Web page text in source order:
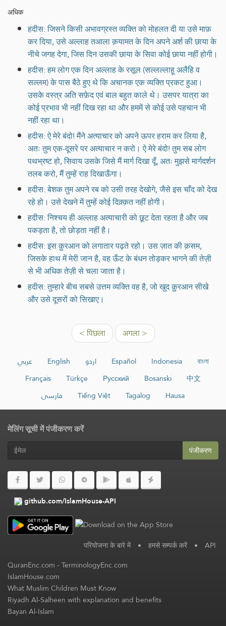
अधिक
हदीस: जिसने किसी अभावग्रस्त व्यक्ति को मोहलत दी या उसे माफ़
कर दिया, उसे अल्लाह तआला क़यामत के दिन अपने अर्श की छाया के
नीचे जगह देगा, जिस दिन उसकी छाया के सिवा कोई छाया नहीं होगी।
हदीस: हम लोग एक दिन अल्लाह के रसूल (सल्लल्लाहू अलैहि व
सल्लम) के पास बैठे हुए थे कि अचानक एक व्यक्ति प्रकट हुआ।
उसके वस्त्र अति सफ़ेद एवं बाल बहुत काले थे। उसपर यात्रा का
कोई प्रभाव भी नहीं दिख रहा था और हममें से कोई उसे पहचान भी
नहीं रहा था।
हदीस: ऐ मेरे बंदो! मैंने अत्याचार को अपने ऊपर हराम कर लिया है,
अतः तुम एक-दूसरे पर अत्याचार न करो। ऐ मेरे बंदो! तुम सब लोग
पथभ्रष्ट हो, सिवाय उसके जिसे मैं मार्ग दिखा दूँ, अतः मुझसे मार्गदर्शन
तलब करो, मैं तुम्हें राह दिखाऊँगा।
हदीस: बेशक तुम अपने रब को उसी तरह देखोगे, जैसे इस चाँद को देख
रहे हो। उसे देखने में तुम्हें कोई दिक़्क़त नहीं होगी।
हदीस: निश्चय ही अल्लाह अत्याचारी को छूट देता रहता है और जब
पकड़ता है, तो छोड़ता नहीं है।
हदीस: इस क़ुरआन को लगातार पढ़ते रहो। उस ज़ात की क़सम,
जिसके हाथ में मेरी जान है, वह ऊँट के बंधन तोड़कर भागने की तेज़ी
से भी अधिक तेज़ी से चला जाता है।
हदीस: तुम्हारे बीच सबसे उत्तम व्यक्ति वह है, जो खुद क़ुरआन सीखे
और उसे दूसरों को सिखाए।
< पिछला अगला >
عربي English اردو Español Indonesia
বাংলা
Français
Türkçe Русский Bosanski
中文
فارسی
Tiếng Việt Tagalog Hausa
मेलिंग सूची में पंजीकरण करें
पंजीकरण
github.com/IslamHouse-API
परियोजना के बारे में • हमसे सम्पर्क करें • API
QuranEnc.com-TerminologyEnc.com
IslamHouse.com
What Muslim Children Must Know
Riyadh Al-Salheen with explanation and benefits
Bayan Al-Islam